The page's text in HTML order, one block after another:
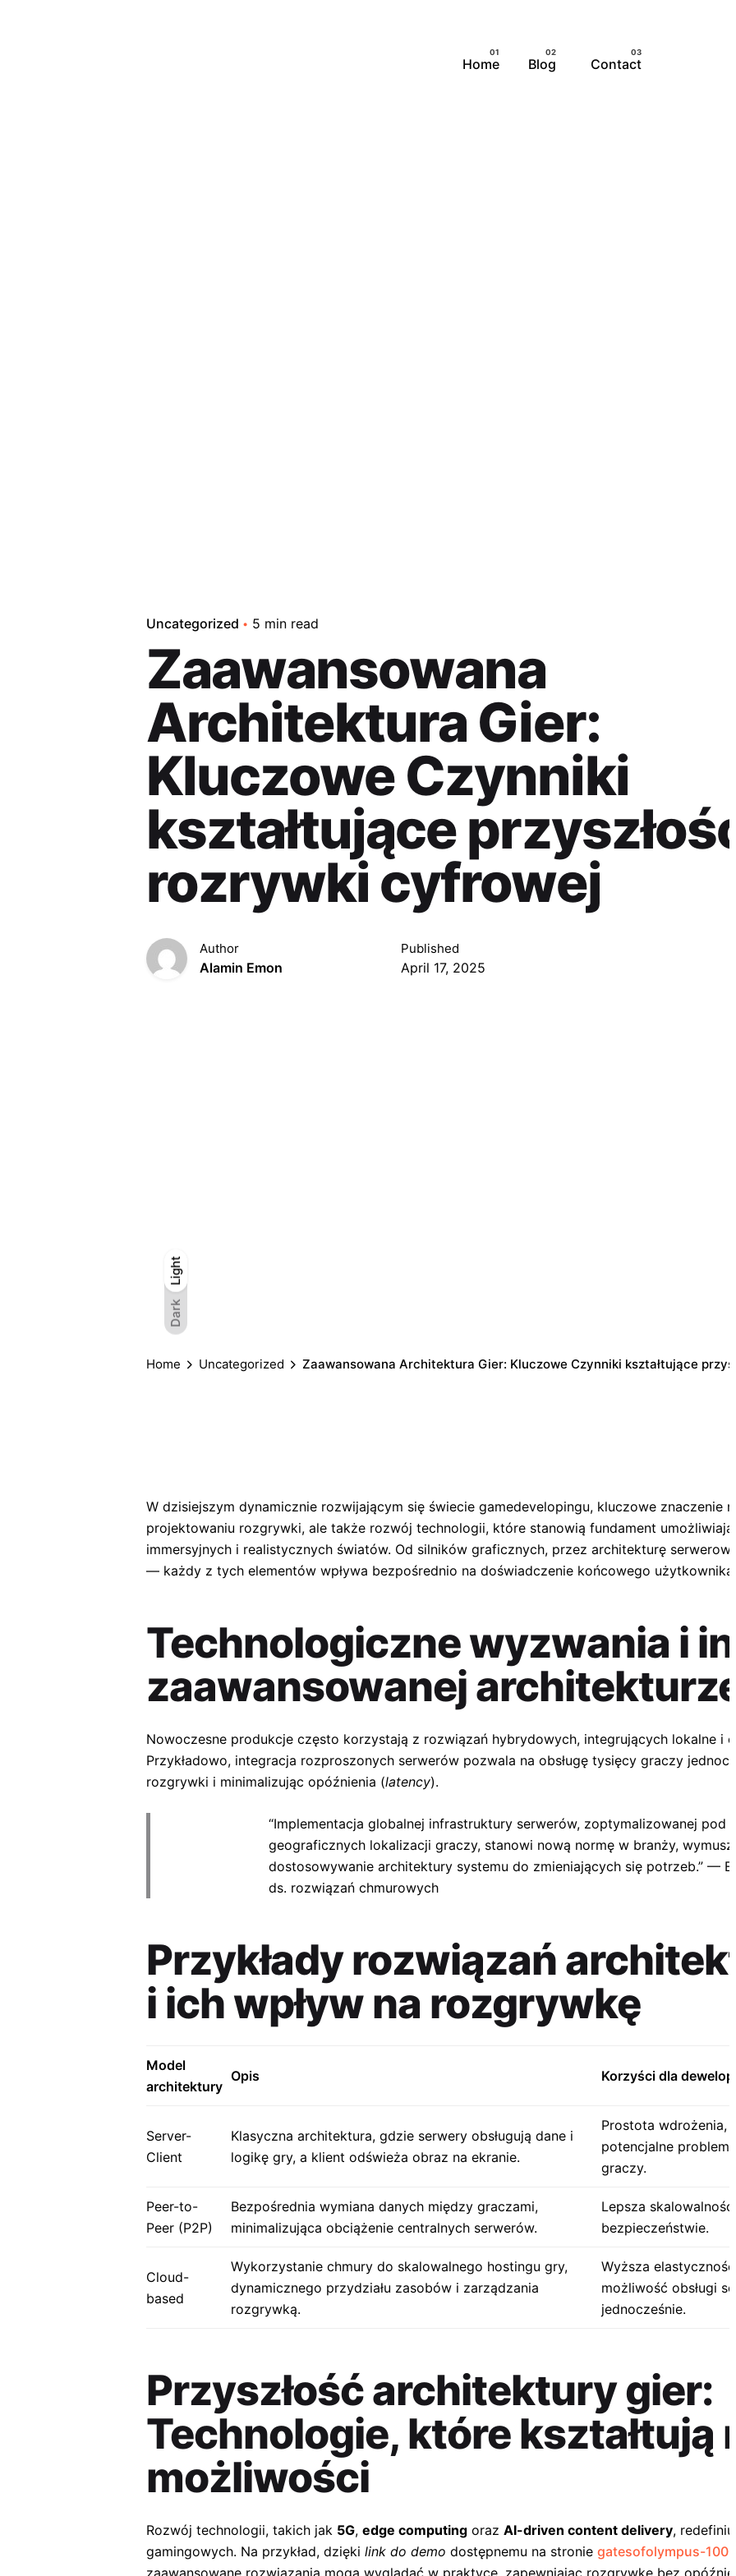
Dark
Light
Dark
Light
Home Blog Contact
Uncategorized 5 min read
Zaawansowana
Architektura Gier:
Kluczowe Czynniki
kształtujące przyszłość
rozrywki cyfrowej
Author
Alamin Emon
Published
April 17, 2025
Home Uncategorized Zaawansowana Architektura Gier: Kluczowe Czynniki kształtujące
W dzisiejszym dynamicznie rozwijającym się świecie gamedevelopingu, kluczowe znaczenie
projektowaniu rozgrywki, ale także rozwój technologii, które stanowią fundament
immersyjnych i realistycznych światów. Od silników graficznych, przez architekturę
— każdy z tych elementów wpływa bezpośrednio na doświadczenie końcowego użytkownika.
Technologiczne wyzwania i
zaawansowanej architekturze
Nowoczesne produkcje często korzystają z rozwiązań hybrydowych, integrujących lokalne i
Przykładowo, integracja rozproszonych serwerów pozwala na obsługę tysięcy graczy
rozgrywki i minimalizując opóźnienia (latency).
“Implementacja globalnej infrastruktury serwerów, zoptymalizowanej pod
geograficznych lokalizacji graczy, stanowi nową normę w branży,
dostosowywanie architektury systemu do zmieniających się potrzeb.” —
ds. rozwiązań chmurowych
Przykłady rozwiązań
i ich wpływ na rozgrywkę
Model
architektury
Opis Korzyści dla
Server-
Client
Klasyczna architektura, gdzie serwery obsługują dane i
logikę gry, a klient odświeża obraz na ekranie.
Prostota wdrożenia,
potencjalne
graczy.
Peer-to-
Peer (P2P)
Bezpośrednia wymiana danych między graczami,
minimalizująca obciążenie centralnych serwerów.
Lepsza
bezpieczeństwie.
Cloud-
based
Wykorzystanie chmury do skalowalnego hostingu gry,
dynamicznego przydziału zasobów i zarządzania
rozgrywką.
Wyższa
możliwość obsługi
jednocześnie.
Przyszłość architektury gier:
Technologie, które kształtują
możliwości
Rozwój technologii, takich jak 5G, edge computing oraz AI-driven content delivery,
gamingowych. Na przykład, dzięki link do demo dostępnemu na stronie gatesofolympus-